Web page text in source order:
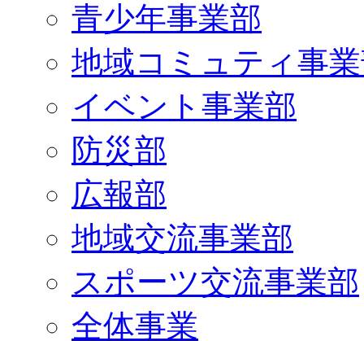
青少年事業部
地域コミュティ事
イベント事業部
防災部
広報部
地域交流事業部
スポーツ交流事業部
全体事業